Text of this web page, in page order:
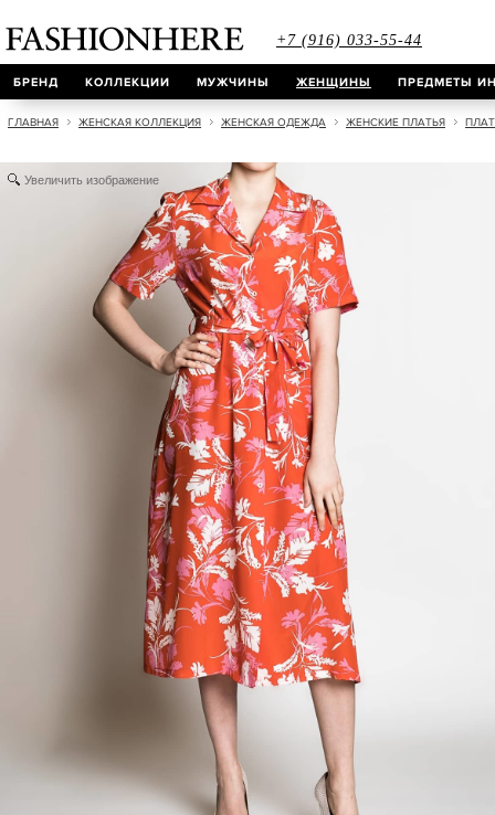
+7 (916) 033-55-44
БРЕНД КОЛЛЕКЦИИ МУЖЧИНЫ ЖЕНЩИНЫ ПРЕДМЕТЫ
ГЛАВНАЯ ЖЕНСКАЯ КОЛЛЕКЦИЯ ЖЕНСКАЯ ОДЕЖДА ЖЕНСКИЕ ПЛАТЬЯ
Увеличить изображение